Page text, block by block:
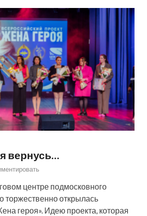
вернусь…
центре подмосковного
торжественно открылась
героя». Идею проекта, которая